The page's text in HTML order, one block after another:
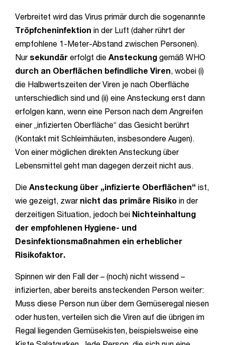
Verbreitet wird das Virus primär durch die sogenannte
Tröpfcheninfektion in der Luft (daher rührt der
empfohlene 1-Meter-Abstand zwischen Personen).
Nur sekundär erfolgt die Ansteckung gemäß WHO
durch an Oberflächen befindliche Viren , wobei (i)
die Halbwertszeiten der Viren je nach Oberfläche
unterschiedlich sind und (ii) eine Ansteckung erst dann
erfolgen kann, wenn eine Person nach dem Angreifen
einer „infizierten Oberfläche“ das Gesicht berührt
(Kontakt mit Schleimhäuten, insbesondere Augen).
Von einer möglichen direkten Ansteckung über
Lebensmittel geht man dagegen derzeit nicht aus.
Die Ansteckung über „infizierte Oberflächen“ ist,
wie gezeigt, zwar nicht das primäre Risiko in der
derzeitigen Situation, jedoch bei Nichteinhaltung
der empfohlenen Hygiene- und
Desinfektionsmaßnahmen ein erheblicher
Risikofaktor.
Spinnen wir den Fall der – (noch) nicht wissend –
infizierten, aber bereits ansteckenden Person weiter:
Muss diese Person nun über dem Gemüseregal niesen
oder husten, verteilen sich die Viren auf die übrigen im
Regal liegenden Gemüsekisten, beispielsweise eine